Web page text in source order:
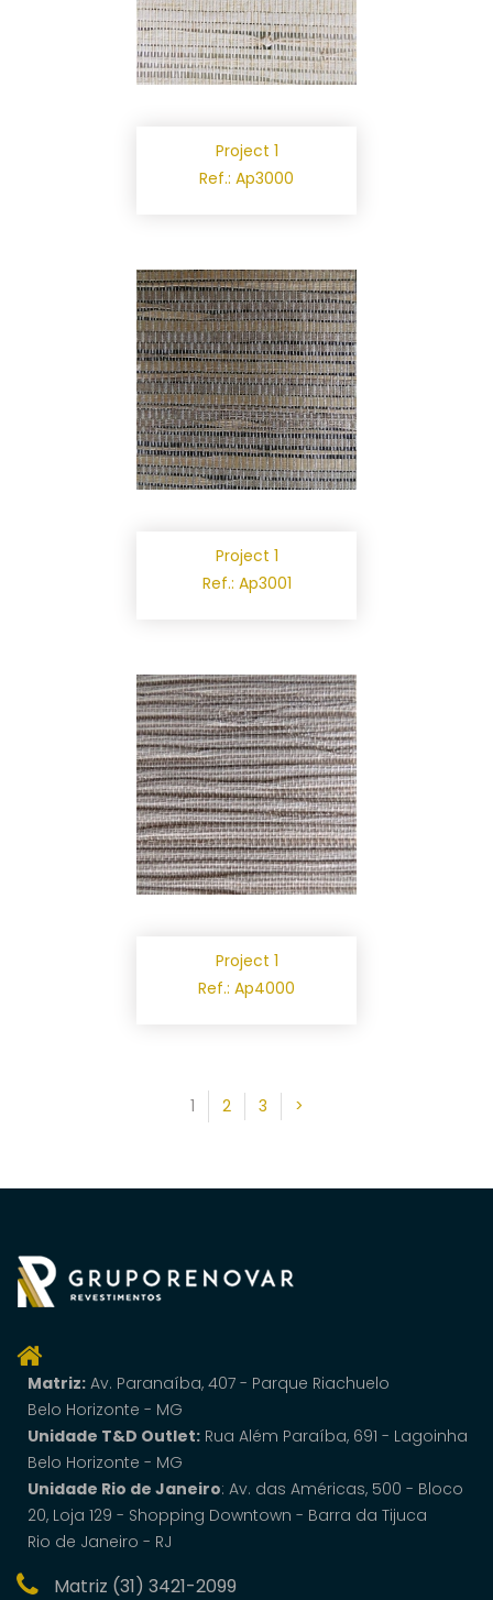
Project 1
Ref.: Ap3000
Project 1
Ref.: Ap3001
Project 1
Ref.: Ap4000
1 2 3 >
Matriz: Av. Paranaí­ba, 407 - Parque Riachuelo
Belo Horizonte - MG
Unidade T&D Outlet: Rua Além Paraíba, 691 - Lagoinha
Belo Horizonte - MG
Unidade Rio de Janeiro: Av. das Américas, 500 - Bloco
20, Loja 129 - Shopping Downtown - Barra da Tijuca
Rio de Janeiro - RJ
Matriz (31) 3421-2099